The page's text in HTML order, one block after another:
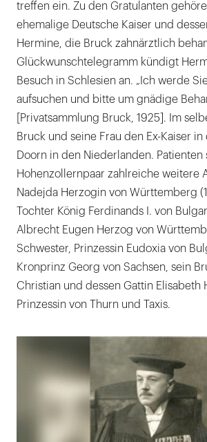
treffen ein. Zu den Gratulanten
ehemalige Deutsche Kaiser und
Hermine, die Bruck zahnärztlich
Glückwunschtelegramm kündigt
Besuch in Schlesien an. „Ich werde
aufsuchen und bitte um gnädige
[Privatsammlung Bruck, 1925]. Im
Bruck und seine Frau den Ex-Kaiser in
Doorn in den Niederlanden.
Hohenzollernpaar zahlreiche weitere
Nadejda Herzogin von Württemberg
Tochter König Ferdinands I. von
Albrecht Eugen Herzog von
Schwester, Prinzessin Eudoxia von
Kronprinz Georg von Sachsen, sein
Christian und dessen Gattin Elisabeth
Prinzessin von Thurn und Taxis.